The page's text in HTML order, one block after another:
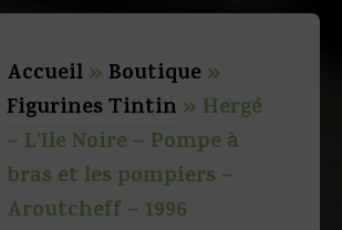
Accueil»Boutique»
Figurines Tintin » Hergé
– L’Ile Noire – Pompe à
bras et les pompiers –
Aroutcheff – 1996